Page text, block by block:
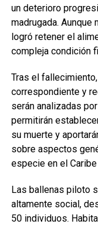
un deterioro
madrugada.
logró retener el
compleja condición
Tras el
correspondiente y
serán analizadas
permitirán
su muerte y
sobre aspectos
especie en el
Las ballenas piloto
altamente social,
50 individuos.